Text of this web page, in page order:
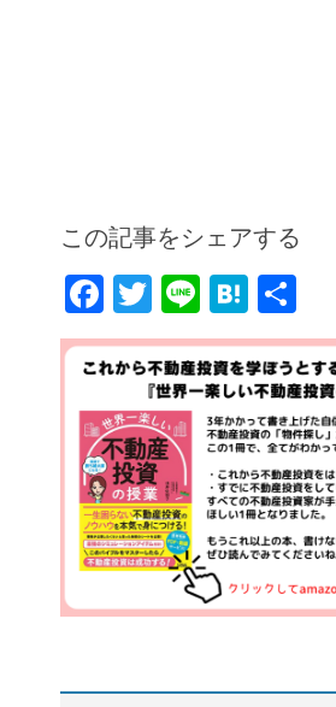
この記事をシェアする
F
a
c
e
b
o
o
k
T
w
itt
er
Li
n
e
H
at
e
n
a
有